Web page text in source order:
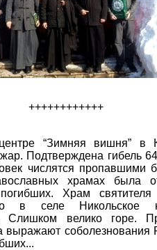
++++++++++++
“Зимняя вишня” в
Подтверждена гибель
числятся пропавшими
храмах была
Храм
в селе Никольское
Слишком велико горе.
выражают соболезнования